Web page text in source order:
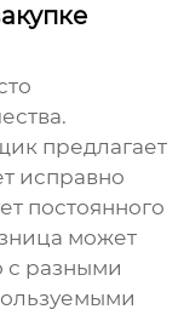
предлагает
исправно
постоянного
может
с разными